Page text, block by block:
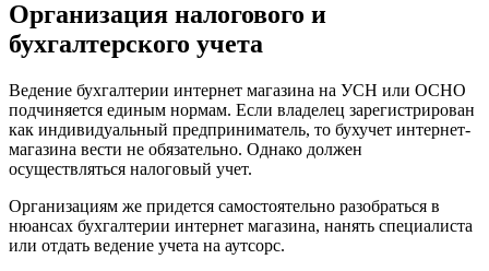
Организация налогового и
бухгалтерского учета
Ведение бухгалтерии интернет магазина на УСН или ОСНО
подчиняется единым нормам. Если владелец зарегистрирован
как индивидуальный предприниматель, то бухучет интернет-
магазина вести не обязательно. Однако должен
осуществляться налоговый учет.
Организациям же придется самостоятельно разобраться в
нюансах бухгалтерии интернет магазина, нанять специалиста
или отдать ведение учета на аутсорс.